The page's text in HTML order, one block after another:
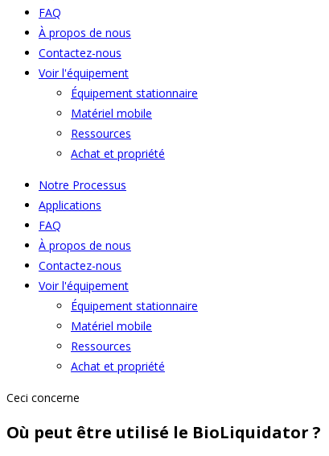
FAQ
À propos de nous
Contactez-nous
Voir l'équipement
Équipement stationnaire
Matériel mobile
Ressources
Achat et propriété
Notre Processus
Applications
FAQ
À propos de nous
Contactez-nous
Voir l'équipement
Équipement stationnaire
Matériel mobile
Ressources
Achat et propriété
Ceci concerne
Où peut être utilisé le BioLiquidator ?